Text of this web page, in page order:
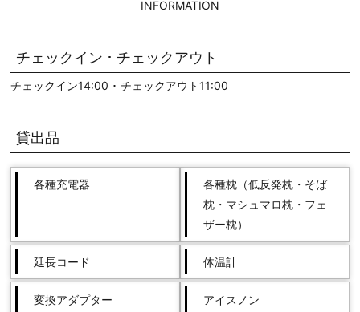
INFORMATION
チェックイン ･ チェックアウト
チェックイン14:00 ･ チェックアウト11:00
貸出品
各種充電器
各種枕（低反発枕・そば
枕・マシュマロ枕・フェ
ザー枕）
延長コード 体温計
変換アダプター アイスノン